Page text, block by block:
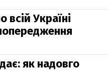
всій Україні
як надовго